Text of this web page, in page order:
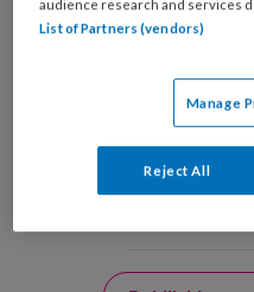
Uw bovenstaande gegevens
audience research and services
List of Partners (vendors)
Manage
Reject All